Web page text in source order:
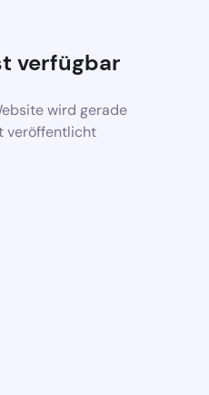
verfügbar
wird gerade
veröffentlicht